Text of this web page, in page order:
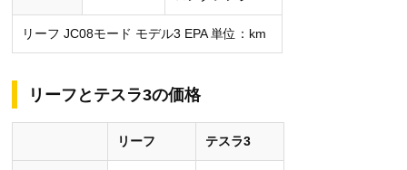
リーフ JC08モード モデル3 EPA 単位：km
リーフとテスラ3の価格
リーフ テスラ3